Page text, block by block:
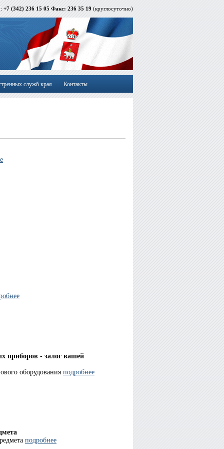
+7 (342) 236 15 05 Факс: 236 35 19 (круглосуточно)
служб края Контакты
приборов - залог вашей
оборудования подробнее
подробнее